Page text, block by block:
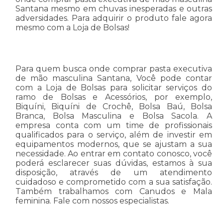
Santana mesmo em chuvas inesperadas e outras
adversidades. Para adquirir o produto fale agora
mesmo com a Loja de Bolsas!
Para quem busca onde comprar pasta executiva
de mão masculina Santana, Você pode contar
com a Loja de Bolsas para solicitar serviços do
ramo de Bolsas e Acessórios, por exemplo,
Biquíni, Biquíni de Crochê, Bolsa Baú, Bolsa
Branca, Bolsa Masculina e Bolsa Sacola. A
empresa conta com um time de profissionais
qualificados para o serviço, além de investir em
equipamentos modernos, que se ajustam a sua
necessidade. Ao entrar em contato conosco, você
poderá esclarecer suas dúvidas, estamos à sua
disposição, através de um atendimento
cuidadoso e comprometido com a sua satisfação.
Também trabalhamos com Canudos e Mala
feminina. Fale com nossos especialistas.